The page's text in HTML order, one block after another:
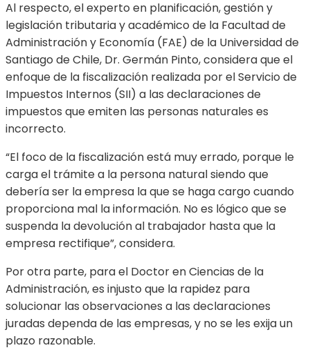
Al respecto, el experto en planificación, gestión y
legislación tributaria y académico de la Facultad de
Administración y Economía (FAE) de la Universidad de
Santiago de Chile, Dr. Germán Pinto, considera que el
enfoque de la fiscalización realizada por el Servicio de
Impuestos Internos (SII) a las declaraciones de
impuestos que emiten las personas naturales es
incorrecto.
“El foco de la fiscalización está muy errado, porque le
carga el trámite a la persona natural siendo que
debería ser la empresa la que se haga cargo cuando
proporciona mal la información. No es lógico que se
suspenda la devolución al trabajador hasta que la
empresa rectifique”, considera.
Por otra parte, para el Doctor en Ciencias de la
Administración, es injusto que la rapidez para
solucionar las observaciones a las declaraciones
juradas dependa de las empresas, y no se les exija un
plazo razonable.